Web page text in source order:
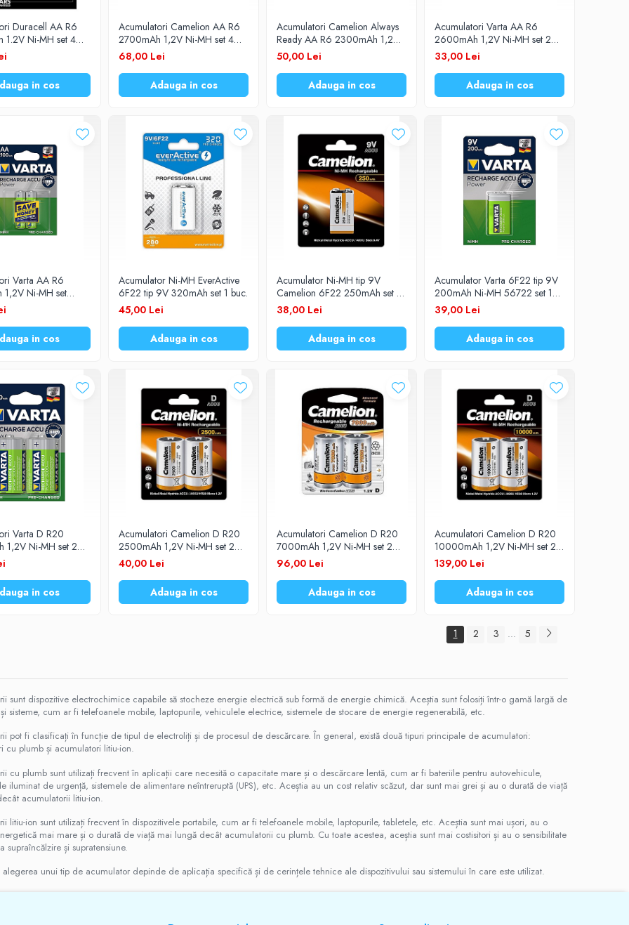
Duracell AA R6
1.2V Ni-MH set 4
in cos
Acumulatori Camelion AA R6
2700mAh 1,2V Ni-MH set 4
buc.
68,00 Lei
Adauga in cos
Acumulatori Camelion Always
Ready AA R6 2300mAh 1,2V
Ni-MH set 4 buc.
50,00 Lei
Adauga in cos
Acumulatori Varta AA R6
2600mAh 1,2V Ni-MH set 2
buc.
33,00 Lei
Adauga in cos
Varta AA R6
1,2V Ni-MH set
in cos
Acumulator Ni-MH EverActive
6F22 tip 9V 320mAh set 1 buc.
45,00 Lei
Adauga in cos
Acumulator Ni-MH tip 9V
Camelion 6F22 250mAh set 1
buc.
38,00 Lei
Adauga in cos
Acumulator Varta 6F22 tip 9V
200mAh Ni-MH 56722 set 1
buc.
39,00 Lei
Adauga in cos
Varta D R20
1,2V Ni-MH set 2
in cos
Acumulatori Camelion D R20
2500mAh 1,2V Ni-MH set 2
buc.
40,00 Lei
Adauga in cos
Acumulatori Camelion D R20
7000mAh 1,2V Ni-MH set 2
buc.
96,00 Lei
Adauga in cos
Acumulatori Camelion D R20
10000mAh 1,2V Ni-MH set 2
buc.
139,00 Lei
Adauga in cos
1 2 3 ... 5
sunt dispozitive electrochimice capabile să stocheze energie electrică sub formă de energie chimică. Aceștia sunt folosiți într-o gamă largă de
sisteme, cum ar fi telefoanele mobile, laptopurile, vehiculele electrice, sistemele de stocare de energie regenerabilă, etc.
pot fi clasificați în funcție de tipul de electroliți și de procesul de descărcare. În general, există două tipuri principale de acumulatori:
cu plumb și acumulatori litiu-ion.
cu plumb sunt utilizați frecvent în aplicații care necesită o capacitate mare și o descărcare lentă, cum ar fi bateriile pentru autovehicule,
iluminat de urgență, sistemele de alimentare neîntreruptă (UPS), etc. Aceștia au un cost relativ scăzut, dar sunt mai grei și au o durată de viață
acumulatorii litiu-ion.
litiu-ion sunt utilizați frecvent în dispozitivele portabile, cum ar fi telefoanele mobile, laptopurile, tabletele, etc. Aceștia sunt mai ușori, au o
mai mare și o durată de viață mai lungă decât acumulatorii cu plumb. Cu toate acestea, aceștia sunt mai costisitori și au o sensibilitate
supraîncălzire și supratensiune.
unui tip de acumulator depinde de aplicația specifică și de cerințele tehnice ale dispozitivului sau sistemului în care este utilizat.